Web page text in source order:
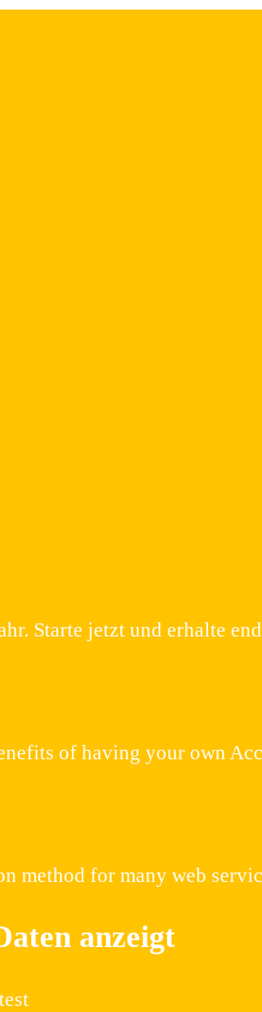
Starte jetzt und erhalte
of having your own
for many web
anzeigt